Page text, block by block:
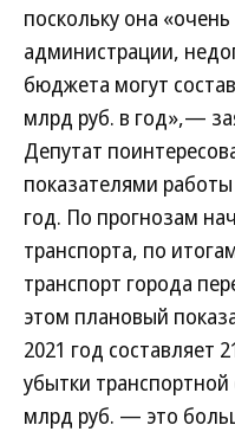
поскольку она
администрации,
бюджета могут
млрд руб. в год»,—
Депутат
показателями
год. По прогнозам
транспорта, по
транспорт города
этом плановый
2021 год составляет
убытки
млрд руб. — это